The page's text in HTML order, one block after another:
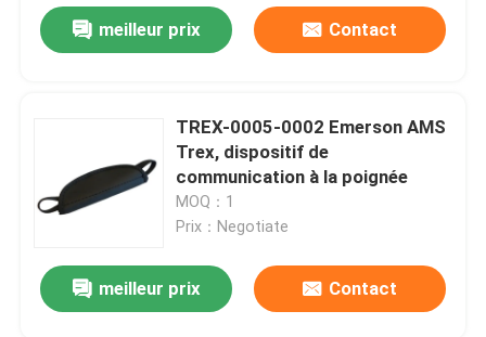
meilleur prix Contact
TREX-0005-0002 Emerson AMS
Trex, dispositif de
communication à la poignée
MOQ：1
Prix：Negotiate
meilleur prix Contact